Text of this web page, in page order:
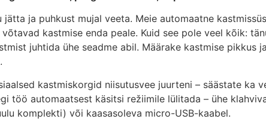
ja puhkust mujal veeta. Meie automaatne
kastmise enda peale. Kuid see pole veel kõik:
juhtida ühe seadme abil. Määrake kastmise pikkus
kastmiskorgid niisutusvee juurteni – säästate ka
töö automaatsest käsitsi režiimile lülitada – ühe
komplekti) või kaasasoleva micro-USB-kaabel.